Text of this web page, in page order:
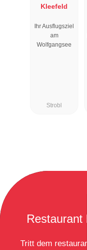
Kleefeld
Ihr Ausflugsziel
am
Wolfgangsee
Strobl
Restaurant
Tritt dem